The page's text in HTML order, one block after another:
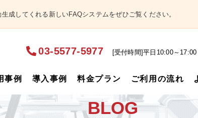
成してくれる新しいFAQシステムをぜひご覧ください。
03-5577-5977 [受付時間]平日10:00～17:00
事例 導入事例 料金プラン ご利用の流れ
BLOG